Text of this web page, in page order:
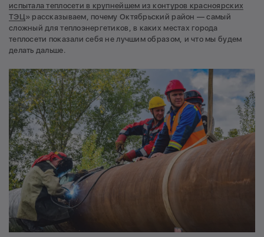
испытала теплосети в крупнейшем из контуров красноярских
ТЭЦ» рассказываем, почему Октябрьский район — самый
сложный для теплоэнергетиков, в каких местах города
теплосети показали себя не лучшим образом, и что мы будем
делать дальше.